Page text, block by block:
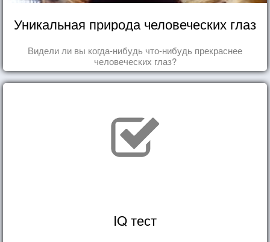
Уникальная природа человеческих глаз
Видели ли вы когда-нибудь что-нибудь прекраснее
человеческих глаз?
IQ тест